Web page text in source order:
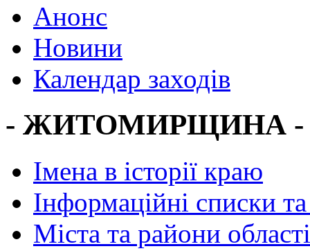
Анонс
Новини
Календар заходів
- ЖИТОМИРЩИНА -
Імена в історії краю
Інформаційні списки
Міста та райони області